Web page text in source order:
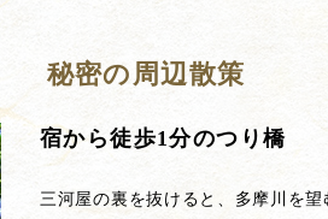
秘密の周辺散策
宿から徒歩1分のつり橋
三河屋の裏を抜けると、多摩川を